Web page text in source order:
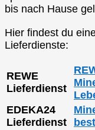
bis nach Hause
Hier findest du
Lieferdienste:
REWE
Lieferdienst
EDEKA24
Lieferdienst